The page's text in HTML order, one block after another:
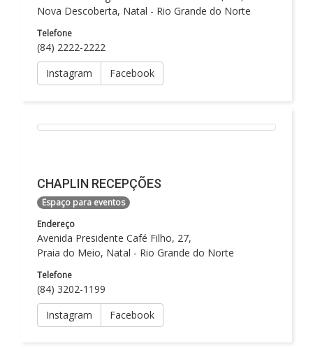
Nova Descoberta, Natal - Rio Grande do Norte
Telefone
(84) 2222-2222
Instagram
Facebook
CHAPLIN RECEPÇÕES
Espaço para eventos
Endereço
Avenida Presidente Café Filho, 27,
Praia do Meio, Natal - Rio Grande do Norte
Telefone
(84) 3202-1199
Instagram
Facebook